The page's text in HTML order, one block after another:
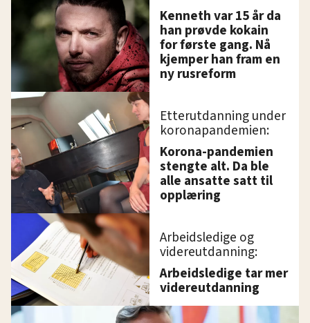
Kenneth var 15 år da
han prøvde kokain
for første gang. Nå
kjemper han fram en
ny rusreform
Etterutdanning under
koronapandemien:
Korona-pandemien
stengte alt. Da ble
alle ansatte satt til
opplæring
Arbeidsledige og
videreutdanning:
Arbeidsledige tar mer
videreutdanning